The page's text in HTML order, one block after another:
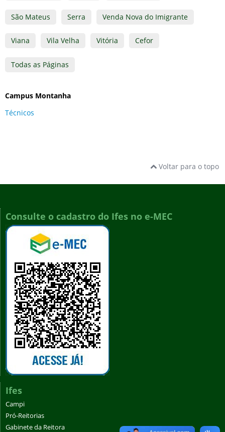
São Mateus Serra Venda Nova do Imigrante
Viana Vila Velha Vitória Cefor
Todas as Páginas
Campus Montanha
Técnicos
Voltar para o topo
Consulte o cadastro do Ifes no e-MEC
Ifes
Campi
Pró-Reitorias
Gabinete da Reitora